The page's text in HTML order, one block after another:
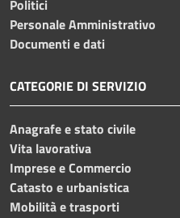
Politici
Personale Amministrativo
Documenti e dati
CATEGORIE DI SERVIZIO
Anagrafe e stato civile
Vita lavorativa
Imprese e Commercio
Catasto e urbanistica
Mobilità e trasporti